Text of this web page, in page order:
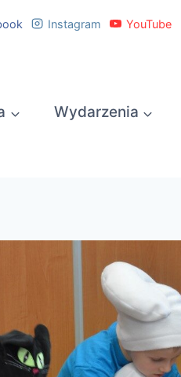
Instagram YouTube
Wydarzenia